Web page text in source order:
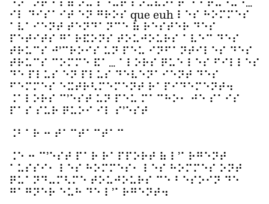
⠊⠇ ⠙⠊⠎⠁⠊⠞ ⠑⠝ ⠛⠗⠕⠎ que euh ⠇⠑⠎ ⠓⠕⠍⠍⠑⠎
⠁⠧⠁⠊⠑⠝⠞ ⠞⠑⠝⠙⠁⠝⠉⠑ ⠷ ⠗⠑⠎⠞⠑⠗ ⠙⠑⠎
⠏⠑⠞⠊⠞⠎ ⠛⠁⠗⠯⠕⠝⠎ ⠞⠕⠥⠚⠕⠥⠗⠎ ⠁⠧⠑⠉ ⠙⠑⠎
⠞⠗⠥⠉⠎ ⠚’⠉⠗⠕⠊⠎ ⠥⠝ ⠏⠑⠥ ⠊⠝⠋⠁⠝⠞⠊⠇⠑⠎ ⠙⠑⠎
⠞⠗⠥⠉⠎ ⠉⠕⠍⠍⠑ ⠯⠁… ⠁⠇⠕⠗⠎ ⠟⠥⠑ ⠇⠑⠎ ⠋⠊⠇⠇⠑⠎
⠙⠑ ⠏⠇⠥⠎ ⠑⠝ ⠏⠇⠥⠎ ⠙⠑⠧⠑⠝⠁⠊⠑⠝⠞ ⠙⠑⠎
⠋⠑⠍⠍⠑⠎ ⠑⠭⠞⠗⠣⠍⠑⠍⠑⠝⠞ ⠗⠁⠏⠊⠙⠑⠍⠑⠝⠞⠲
⠨⠁⠇⠕⠗⠎ ⠉’⠑⠎⠞ ⠥⠝ ⠏⠑⠥ ⠍⠁⠉⠓⠕⠂ ⠚⠑ ⠎⠁⠊⠎
⠏⠁⠎ ⠎⠥⠗ ⠟⠥⠕⠊ ⠊⠇ ⠎’⠑⠎⠞
⠨⠃⠁⠗ ⠒ ⠞⠁⠉⠞⠁⠉⠞⠁⠉
⠨⠑ ⠒ ⠉’⠑⠎⠞ ⠏⠁⠗ ⠗⠁⠏⠏⠕⠗⠞ ⠷ ⠇’⠁⠗⠛⠑⠝⠞
⠁⠥⠎⠎⠊⠂ ⠇⠑⠎ ⠓⠕⠍⠍⠑⠎⠂ ⠇⠑⠎ ⠓⠕⠍⠍⠑⠎ ⠕⠝⠞
⠟⠥⠁⠝⠙⠤⠍⠣⠍⠑ ⠞⠕⠥⠚⠕⠥⠗⠎ ⠉⠑ ⠃⠑⠎⠕⠊⠝ ⠙⠑
⠛⠁⠛⠝⠑⠗ ⠑⠥⠓ ⠙⠑ ⠇’⠁⠗⠛⠑⠝⠞⠲